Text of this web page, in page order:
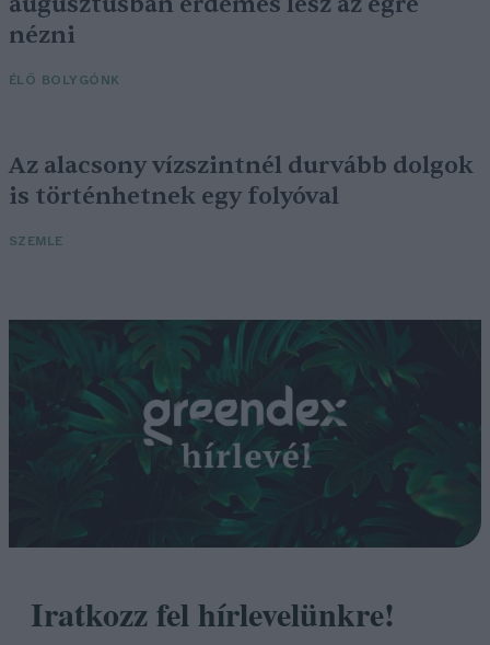
nézni
ÉLŐ BOLYGÓNK
Az alacsony vízszintnél durvább dolgok
is történhetnek egy folyóval
SZEMLE
Iratkozz fel hírlevelünkre!